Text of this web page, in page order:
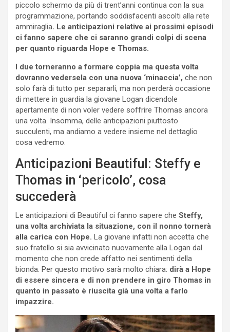
piccolo schermo da più di trent’anni continua con la sua
programmazione, portando soddisfacenti ascolti alla rete
ammiraglia. Le anticipazioni relative ai prossimi episodi
ci fanno sapere che ci saranno grandi colpi di scena
per quanto riguarda Hope e Thomas.
I due torneranno a formare coppia ma questa volta
dovranno vedersela con una nuova ‘minaccia’, che non
solo farà di tutto per separarli, ma non perderà occasione
di mettere in guardia la giovane Logan dicendole
apertamente di non voler vedere soffrire Thomas ancora
una volta. Insomma, delle anticipazioni piuttosto
succulenti, ma andiamo a vedere insieme nel dettaglio
cosa vedremo.
Anticipazioni Beautiful: Steffy e
Thomas in ‘pericolo’, cosa
succederà
Le anticipazioni di Beautiful ci fanno sapere che Steffy,
una volta archiviata la situazione, con il nonno tornerà
alla carica con Hope. La giovane infatti non accetta che
suo fratello si sia avvicinato nuovamente alla Logan dal
momento che non crede affatto nei sentimenti della
bionda. Per questo motivo sarà molto chiara: dirà a Hope
di essere sincera e di non prendere in giro Thomas in
quanto in passato è riuscita già una volta a farlo
impazzire.